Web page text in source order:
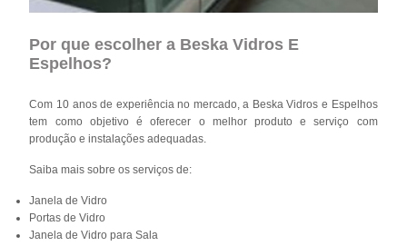
Por que escolher a Beska Vidros E
Espelhos?
Com 10 anos de experiência no mercado, a Beska Vidros e Espelhos
tem como objetivo é oferecer o melhor produto e serviço com
produção e instalações adequadas.
Saiba mais sobre os serviços de:
Janela de Vidro
Portas de Vidro
Janela de Vidro para Sala